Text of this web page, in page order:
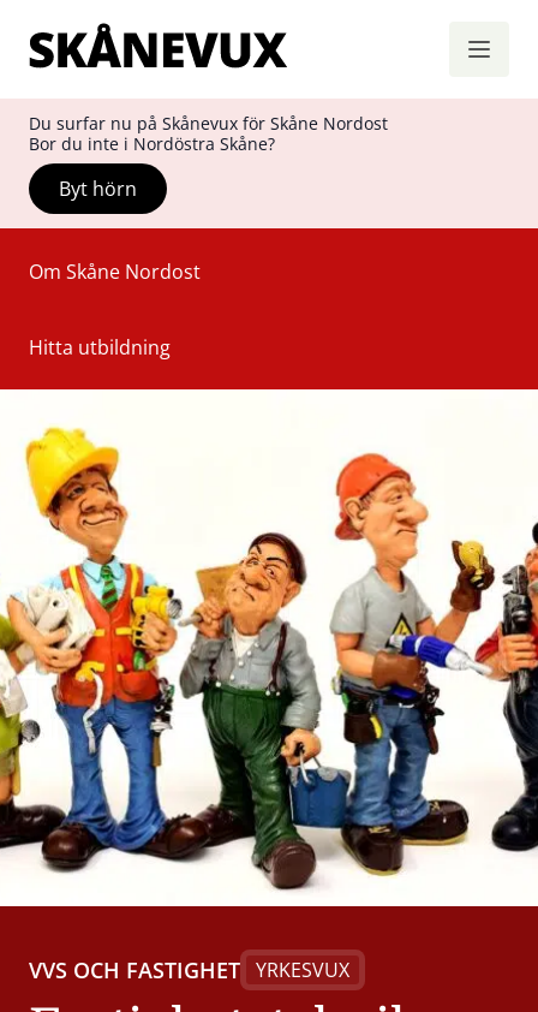
Hoppa till innehåll
Skånevux
Du surfar nu på Skånevux för Skåne Nordost
Bor du inte i Nordöstra Skåne?
Byt hörn
Om Skåne Nordost
Hitta utbildning
VVS OCH FASTIGHET YRKESVUX